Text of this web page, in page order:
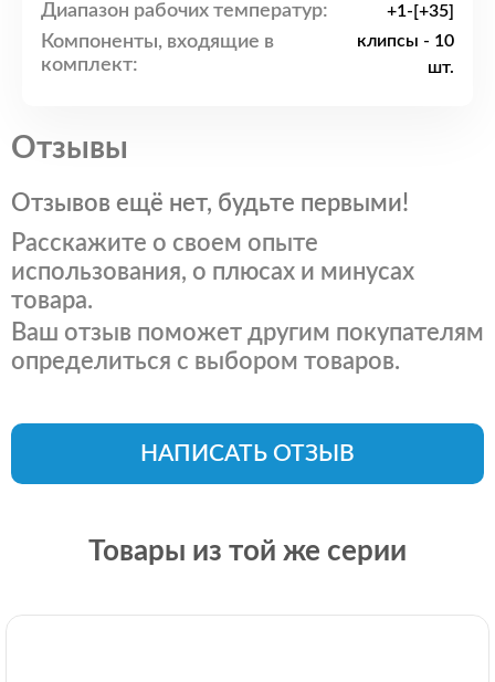
Диапазон рабочих температур: +1-[+35]
Компоненты, входящие в
комплект:
клипсы - 10
шт.
Отзывы
Отзывов ещё нет, будьте первыми!
Расскажите о своем опыте
использования, о плюсах и минусах
товара.
Ваш отзыв поможет другим покупателям
определиться с выбором товаров.
НАПИСАТЬ ОТЗЫВ
Товары из той же серии